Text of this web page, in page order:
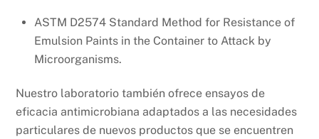
ASTM D2574 Standard Method for Resistance of
Emulsion Paints in the Container to Attack by
Microorganisms.
Nuestro laboratorio también ofrece ensayos de
eficacia antimicrobiana adaptados a las necesidades
particulares de nuevos productos que se encuentren